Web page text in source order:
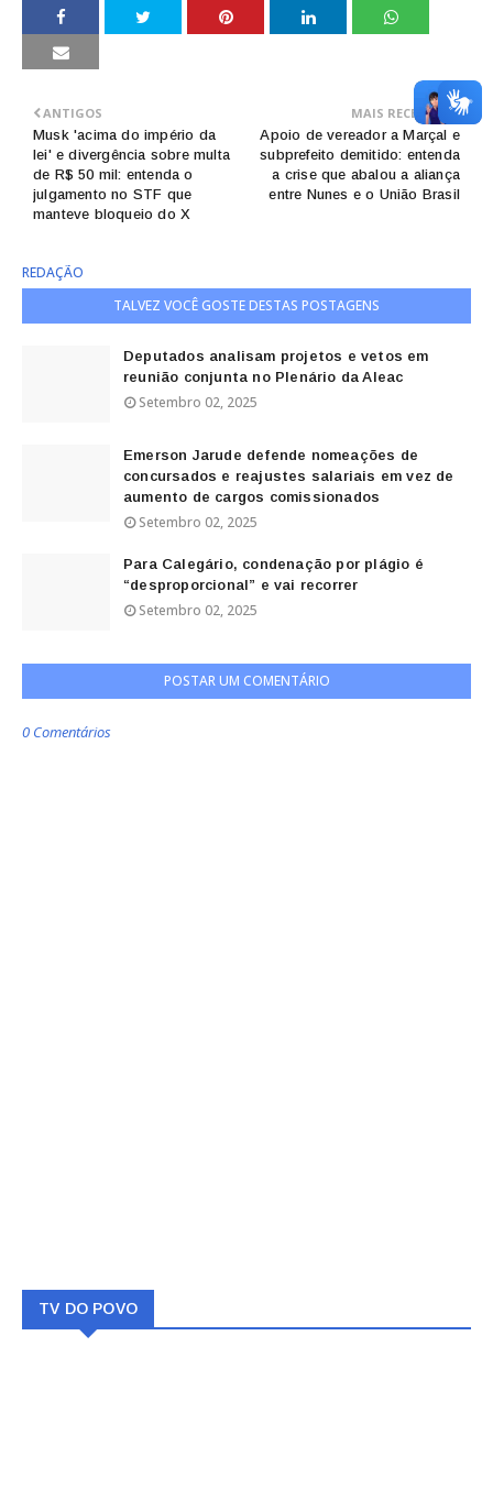
MAIS RECENTES
Apoio de vereador a Marçal e
subprefeito demitido: entenda
a crise que abalou a aliança
entre Nunes e o União Brasil
ANTIGOS
Musk 'acima do império da
lei' e divergência sobre multa
de R$ 50 mil: entenda o
julgamento no STF que
manteve bloqueio do X
REDAÇÃO
TALVEZ VOCÊ GOSTE DESTAS POSTAGENS
Deputados analisam projetos e vetos em
reunião conjunta no Plenário da Aleac
Setembro 02, 2025
Emerson Jarude defende nomeações de
concursados e reajustes salariais em vez de
aumento de cargos comissionados
Setembro 02, 2025
Para Calegário, condenação por plágio é
“desproporcional” e vai recorrer
Setembro 02, 2025
POSTAR UM COMENTÁRIO
0 Comentários
TV DO POVO